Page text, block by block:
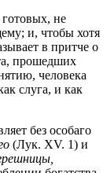
не
и, чтобы хотя
в притче о
прошедших
человека
слуга, и как
без особаго
(Лук. XV. 1) и